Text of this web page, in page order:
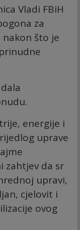
Vladi FBiH
za
što je
energije i
uprave
zahtjev da sr
upravi,
cjelovit i
ovog